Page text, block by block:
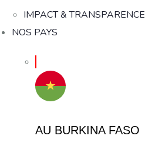
IMPACT & TRANSPARENCE
NOS PAYS
AU BURKINA FASO